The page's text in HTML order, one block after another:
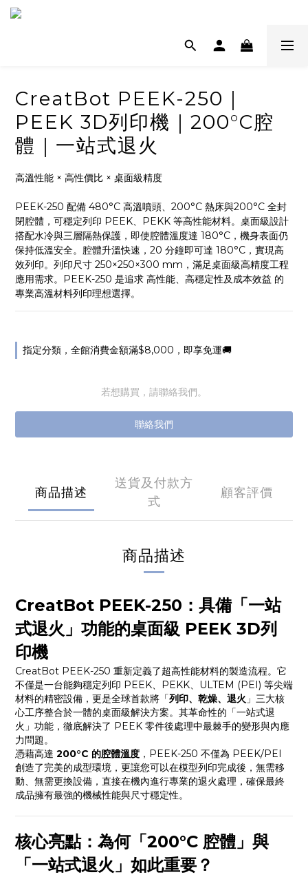
CreatBot PEEK-250｜
PEEK 3D列印機｜200°C腔
體｜一站式退火
高溫性能 × 高性價比 × 桌面級精度
PEEK-250 配備 480°C 高溫噴頭、200°C 熱床與200°C 全封
閉腔體，可穩定列印 PEEK、PEKK 等高性能材料。桌面級設計
搭配水冷與三層隔熱保護，即使腔體溫度達 180°C，機身表面仍
保持低溫安全。腔體升溫快速，20 分鐘即可達 180°C，實現高
效列印。列印尺寸 250×250×300 mm，滿足桌面級高精度工程
應用需求。PEEK-250 是追求 高性能、高穩定性及成本效益 的
專業高溫材料列印理想選擇。
指定分類，全館消費金額滿$8,000，即享免運🚚
若想購買，請聯絡我們。
聯絡我們
商品描述
送貨及付款方
式
顧客評價
商品描述
CreatBot PEEK-250：具備「一站
式退火」功能的桌面級 PEEK 3D列
印機
CreatBot PEEK-250 重新定義了超高性能材料的製造流程。它
不僅是一台能夠穩定列印 PEEK、PEKK、ULTEM (PEI) 等尖端
材料的精密設備，更是全球首款將「列印、乾燥、退火 」三大核
心工序整合於一體的桌面級解決方案。其革命性的「一站式退
火」功能，徹底解決了 PEEK 零件後處理中最棘手的變形與內應
力問題。
憑藉高達 200°C 的腔體溫度 ，PEEK-250 不僅為 PEEK/PEI
創造了完美的成型環境，更讓您可以在模型列印完成後，無需移
動、無需更換設備，直接在機內進行專業的退火處理，確保最終
成品擁有最強的機械性能與尺寸穩定性。
核心亮點：為何「200°C 腔體」與
「一站式退火」如此重要？